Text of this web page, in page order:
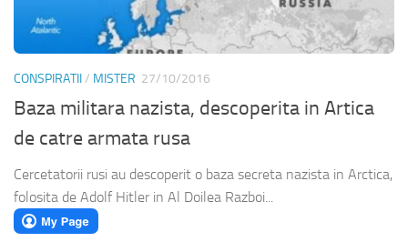
CONSPIRATII/ MISTER 27/10/2016
Baza militara nazista, descoperita in Artica
de catre armata rusa
Cercetatorii rusi au descoperit o baza secreta nazista in Arctica,
folosita de Adolf Hitler in Al Doilea Razboi...